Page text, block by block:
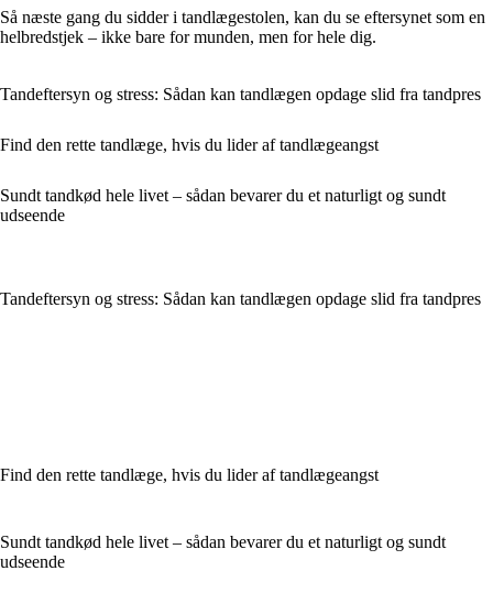
Så næste gang du sidder i tandlægestolen, kan du se eftersynet som en
helbredstjek – ikke bare for munden, men for hele dig.
Tandeftersyn og stress: Sådan kan tandlægen opdage slid fra tandpres
Find den rette tandlæge, hvis du lider af tandlægeangst
Sundt tandkød hele livet – sådan bevarer du et naturligt og sundt
udseende
Tandeftersyn og stress: Sådan kan tandlægen opdage slid fra tandpres
Find den rette tandlæge, hvis du lider af tandlægeangst
Sundt tandkød hele livet – sådan bevarer du et naturligt og sundt
udseende